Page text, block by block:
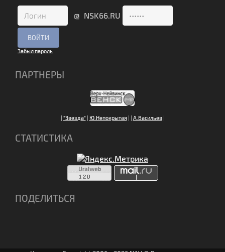
@ NSK66.RU
Забыл пароль
ПАРТНЕРЫ
| "Звезда"| Ю.Непокрытая| | А.Васильев|
СТАТИСТИКА
ПОДЕЛИТЬСЯ